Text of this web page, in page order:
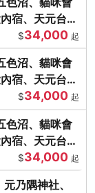
宿、天元台高
$34,000 起
色沼、貓咪會
宿、天元台高
$34,000 起
色沼、貓咪會
宿、天元台高
$34,000 起
乃隅神社、